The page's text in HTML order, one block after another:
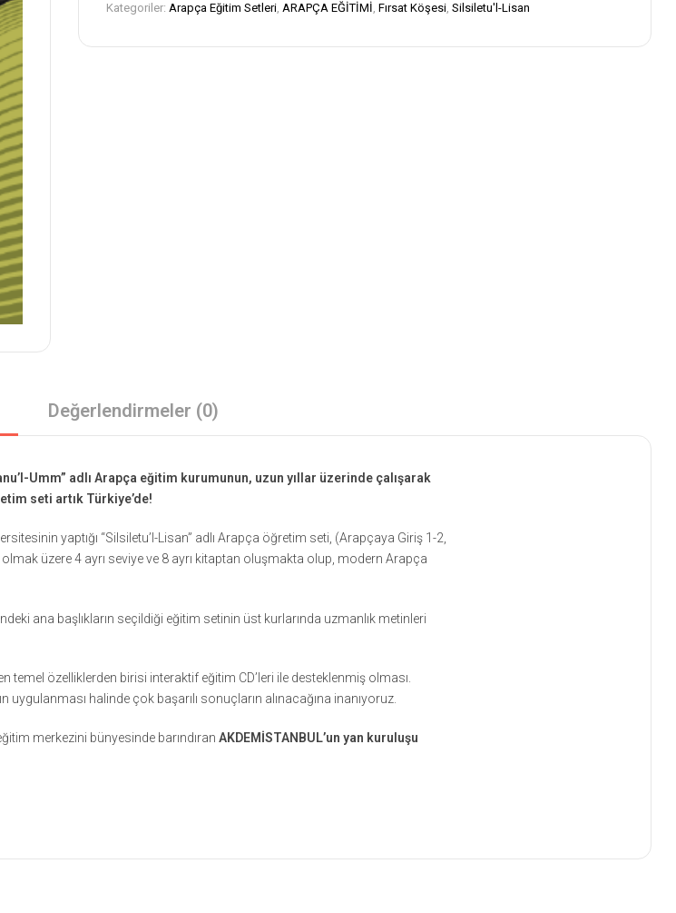
Kategoriler: Arapça Eğitim Setleri, ARAPÇA EĞİTİMİ, Fırsat Köşesi, Silsiletu'l-Lisan
Değerlendirmeler (0)
Umm” adlı Arapça eğitim kurumunun, uzun yıllar üzerinde çalışarak
seti artık Türkiye’de!
yaptığı “Silsiletu’l-Lisan” adlı Arapça öğretim seti, (Arapçaya Giriş 1-2,
üzere 4 ayrı seviye ve 8 ayrı kitaptan oluşmakta olup, modern Arapça
ana başlıkların seçildiği eğitim setinin üst kurlarında uzmanlık metinleri
temel özelliklerden birisi interaktif eğitim CD’leri ile desteklenmiş olması.
uygulanması halinde çok başarılı sonuçların alınacağına inanıyoruz.
merkezini bünyesinde barındıran AKDEMİSTANBUL’un yan kuruluşu